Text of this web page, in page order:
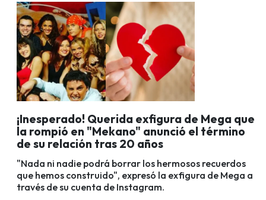
¡Inesperado! Querida exfigura de Mega que
la rompió en "Mekano" anunció el término
de su relación tras 20 años
"Nada ni nadie podrá borrar los hermosos recuerdos
que hemos construido", expresó la exfigura de Mega a
través de su cuenta de Instagram.